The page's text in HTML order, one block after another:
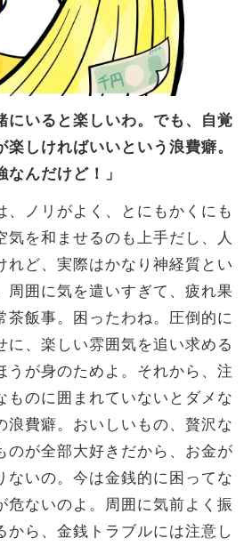
にいると楽しいわ。でも、自覚
しければいいという浪費癖。
んだけど！」
、ノリがよく、とにもかくにも
気を和ませるのも上手だし、人
れど、実際はかなり神経質とい
周囲に気を遣いすぎて、疲れ果
茶飯事。困ったわね。圧倒的に
に、楽しい雰囲気を追い求める
うが身のためよ。それから、注
ものに囲まれていないとダメな
浪費癖。おいしいもの、贅沢な
のが全部大好きだから、お金が
ないの。今は金銭的に困ってな
危ないのよ。周囲に気前よく振
から、金銭トラブルには注意し